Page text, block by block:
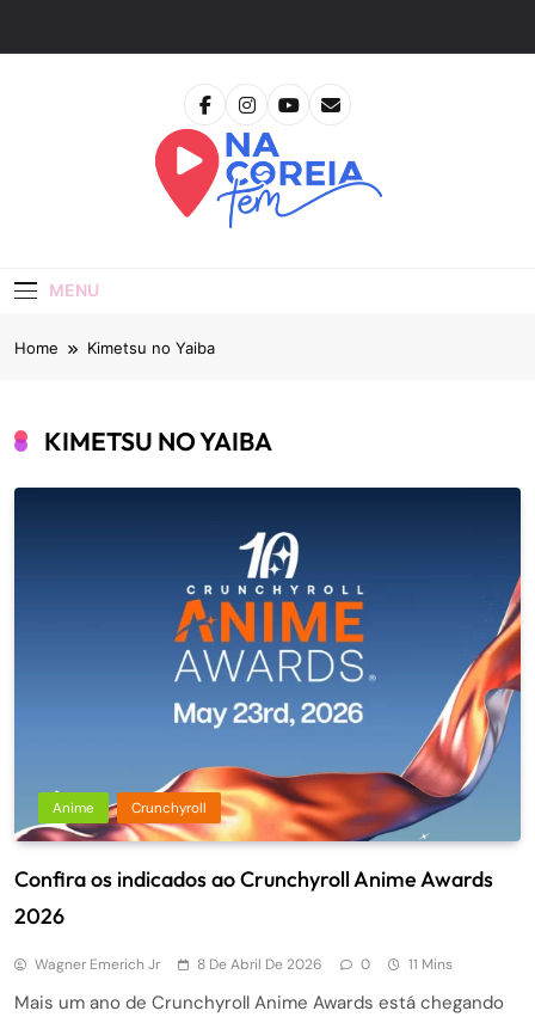
MENU
Home Kimetsu no Yaiba
KIMETSU NO YAIBA
Anime Crunchyroll
Confira os indicados ao Crunchyroll Anime Awards
2026
Wagner Emerich Jr 8 De Abril De 2026 0 11 Mins
Mais um ano de Crunchyroll Anime Awards está chegando